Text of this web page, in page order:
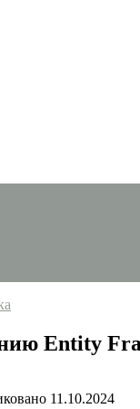
Entity
11.10.2024